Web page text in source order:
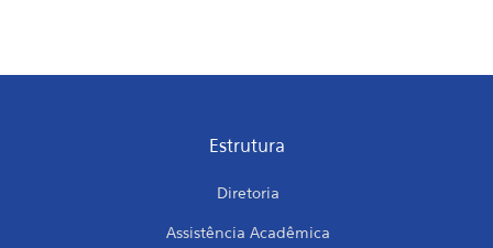
Estrutura
Diretoria
Assistência Acadêmica